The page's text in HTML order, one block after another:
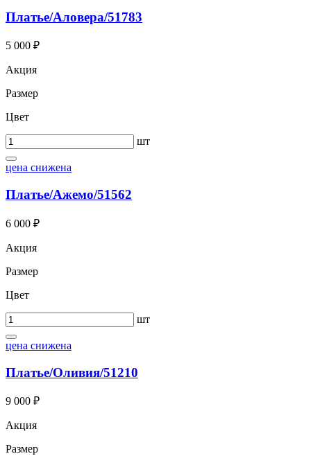
Платье/Аловера/51783
5 000 ₽
Акция
Размер
Цвет
шт
цена снижена
Платье/Ажемо/51562
6 000 ₽
Акция
Размер
Цвет
шт
цена снижена
Платье/Оливия/51210
9 000 ₽
Акция
Размер